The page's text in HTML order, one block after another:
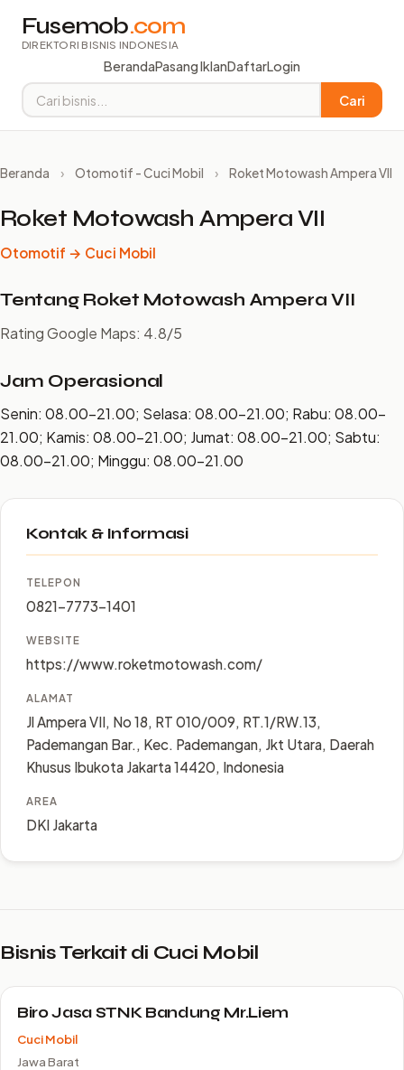
Fusemob.com
DIREKTORI BISNIS INDONESIA
BerandaPasang IklanDaftarLogin
Cari
Beranda › Otomotif - Cuci Mobil › Roket Motowash Ampera VII
Roket Motowash Ampera VII
Otomotif → Cuci Mobil
Tentang Roket Motowash Ampera VII
Rating Google Maps: 4.8/5
Jam Operasional
Senin: 08.00–21.00; Selasa: 08.00–21.00; Rabu: 08.00–
21.00; Kamis: 08.00–21.00; Jumat: 08.00–21.00; Sabtu:
08.00–21.00; Minggu: 08.00–21.00
Kontak & Informasi
TELEPON
0821-7773-1401
WEBSITE
https://www.roketmotowash.com/
ALAMAT
Jl Ampera VII, No 18, RT 010/009, RT.1/RW.13,
Pademangan Bar., Kec. Pademangan, Jkt Utara, Daerah
Khusus Ibukota Jakarta 14420, Indonesia
AREA
DKI Jakarta
Bisnis Terkait di Cuci Mobil
Biro Jasa STNK Bandung Mr.Liem
Cuci Mobil
Jawa Barat